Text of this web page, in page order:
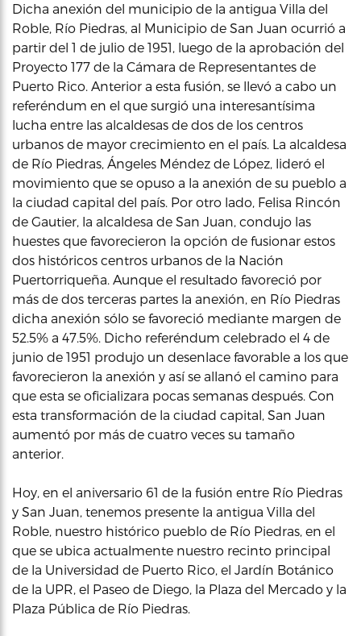
Dicha anexión del municipio de la antigua Villa del
Roble, Río Piedras, al Municipio de San Juan ocurrió a
partir del 1 de julio de 1951, luego de la aprobación del
Proyecto 177 de la Cámara de Representantes de
Puerto Rico. Anterior a esta fusión, se llevó a cabo un
referéndum en el que surgió una interesantísima
lucha entre las alcaldesas de dos de los centros
urbanos de mayor crecimiento en el país. La alcaldesa
de Río Piedras, Ángeles Méndez de López, lideró el
movimiento que se opuso a la anexión de su pueblo a
la ciudad capital del país. Por otro lado, Felisa Rincón
de Gautier, la alcaldesa de San Juan, condujo las
huestes que favorecieron la opción de fusionar estos
dos históricos centros urbanos de la Nación
Puertorriqueña. Aunque el resultado favoreció por
más de dos terceras partes la anexión, en Río Piedras
dicha anexión sólo se favoreció mediante margen de
52.5% a 47.5%. Dicho referéndum celebrado el 4 de
junio de 1951 produjo un desenlace favorable a los que
favorecieron la anexión y así se allanó el camino para
que esta se oficializara pocas semanas después. Con
esta transformación de la ciudad capital, San Juan
aumentó por más de cuatro veces su tamaño
anterior.
Hoy, en el aniversario 61 de la fusión entre Río Piedras
y San Juan, tenemos presente la antigua Villa del
Roble, nuestro histórico pueblo de Río Piedras, en el
que se ubica actualmente nuestro recinto principal
de la Universidad de Puerto Rico, el Jardín Botánico
de la UPR, el Paseo de Diego, la Plaza del Mercado y la
Plaza Pública de Río Piedras.